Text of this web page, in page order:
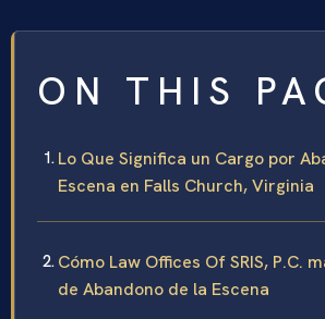
ON THIS
Lo Que Significa un Cargo por
Escena en Falls Church, Virginia
Cómo Law Offices Of SRIS, P.C.
de Abandono de la Escena